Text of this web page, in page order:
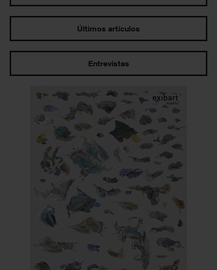
Últimos artículos
Entrevistas